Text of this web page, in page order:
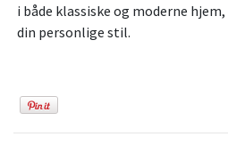
i både klassiske og moderne
din personlige stil.